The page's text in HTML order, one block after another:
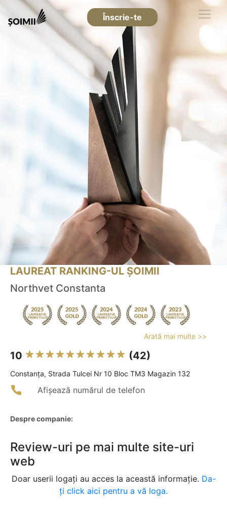
Înscrie-te
LAUREAT RANKING-UL ȘOIMII
Northvet Constanta
Arată mai multe >>
10 (42)
Constanţa, Strada Tulcei Nr 10 Bloc TM3 Magazin 132
Afișează numărul de telefon
Despre companie:
Review-uri pe mai multe site-uri
web
Doar userii logați au acces la această informație. Da-
ți click aici pentru a vă loga.